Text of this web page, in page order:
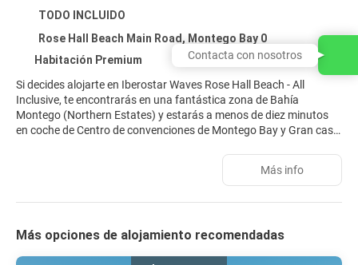
TODO INCLUIDO
Rose Hall Beach Main Road, Montego Bay 0
Habitación Premium
Si decides alojarte en Iberostar Waves Rose Hall Beach - All
Inclusive, te encontrarás en una fantástica zona de Bahía
Montego (Northern Estates) y estarás a menos de diez minutos
en coche de Centro de convenciones de Montego Bay y Gran casa
encuentra a 18,3 km de Playa Doctor's Cave y a 7,5 km de Club de
Para un relax sin igual, nada como una visita al spa, que ofrece
diversión está asegurada en este alojamiento, que ofrece 2
Más info
Más opciones de alojamiento recomendadas
Contacta con nosotros